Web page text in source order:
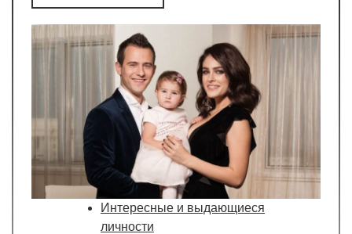
Интересные и выдающиеся
личности